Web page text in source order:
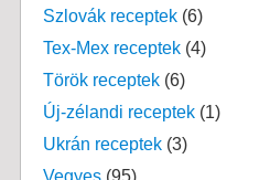
Szlovák receptek(6)
Tex-Mex receptek(4)
Török receptek(6)
Új-zélandi receptek(1)
Ukrán receptek(3)